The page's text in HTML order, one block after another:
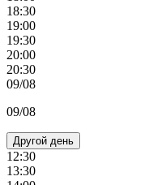
18:30
19:00
19:30
20:00
20:30
09/08
09/08
Другой день
12:30
13:30